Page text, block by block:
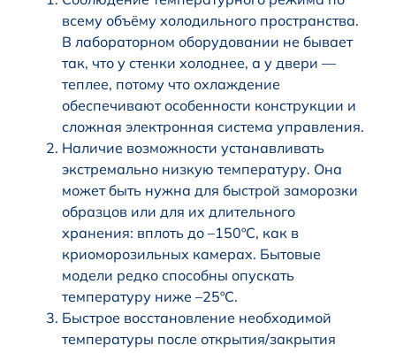
всему объёму холодильного пространства.
В лабораторном оборудовании не бывает
так, что у стенки холоднее, а у двери —
теплее, потому что охлаждение
обеспечивают особенности конструкции и
сложная электронная система управления.
Наличие возможности устанавливать
экстремально низкую температуру. Она
может быть нужна для быстрой заморозки
образцов или для их длительного
хранения: вплоть до –150ºС, как в
криоморозильных камерах. Бытовые
модели редко способны опускать
температуру ниже –25ºС.
Быстрое восстановление необходимой
температуры после открытия/закрытия